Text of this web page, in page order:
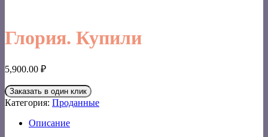
Глория. Купили
5,900.00 ₽
Заказать в один клик
Категория: Проданные
Описание